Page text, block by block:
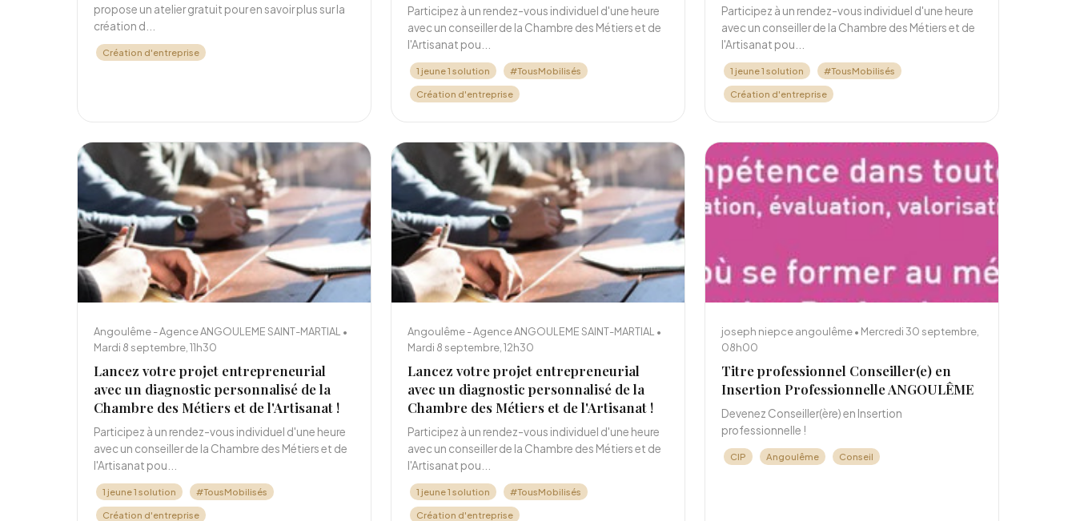
propose un atelier gratuit pour en savoir plus sur la
création d...
Création d'entreprise
Participez à un rendez-vous individuel d'une heure
avec un conseiller de la Chambre des Métiers et de
l'Artisanat pou...
1 jeune 1 solution #TousMobilisés
Création d'entreprise
Participez à un rendez-vous individuel d'une heure
avec un conseiller de la Chambre des Métiers et de
l'Artisanat pou...
1 jeune 1 solution #TousMobilisés
Création d'entreprise
Angoulême - Agence ANGOULEME SAINT-MARTIAL •
Mardi 8 septembre, 11h30
Lancez votre projet entrepreneurial
avec un diagnostic personnalisé de la
Chambre des Métiers et de l'Artisanat !
Participez à un rendez-vous individuel d'une heure
avec un conseiller de la Chambre des Métiers et de
l'Artisanat pou...
1 jeune 1 solution #TousMobilisés
Création d'entreprise
Angoulême - Agence ANGOULEME SAINT-MARTIAL •
Mardi 8 septembre, 12h30
Lancez votre projet entrepreneurial
avec un diagnostic personnalisé de la
Chambre des Métiers et de l'Artisanat !
Participez à un rendez-vous individuel d'une heure
avec un conseiller de la Chambre des Métiers et de
l'Artisanat pou...
1 jeune 1 solution #TousMobilisés
Création d'entreprise
joseph niepce angoulême • Mercredi 30 septembre,
08h00
Titre professionnel Conseiller(e) en
Insertion Professionnelle ANGOULÊME
Devenez Conseiller(ère) en Insertion
professionnelle !
CIP Angoulême Conseil